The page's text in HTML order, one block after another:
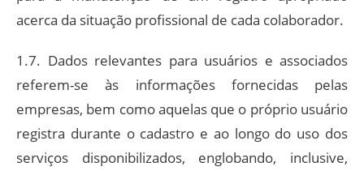
acerca da situação profissional de cada colaborador.
1.7. Dados relevantes para usuários e associados
referem-se às informações fornecidas pelas
empresas, bem como aquelas que o próprio usuário
registra durante o cadastro e ao longo do uso dos
serviços disponibilizados, englobando, inclusive,